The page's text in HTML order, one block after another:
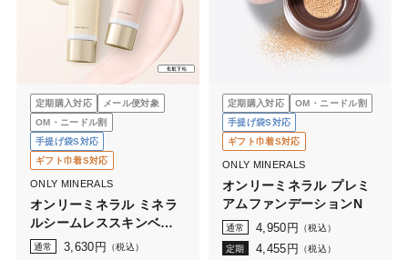
定期購入対応
メール便対象
OM・ニードル割
手提げ袋S対応
ギフト巾着S対応
ONLY MINERALS
オンリーミネラル ミネラ
ルシームレススキンベー
ス
通常 3,630 円 （税込）
定期購入対応
OM・ニードル割
手提げ袋S対応
ギフト巾着S対応
ONLY MINERALS
オンリーミネラル プレミ
アムファンデーションN
通常 4,950 円 （税込）
定期 4,455 円 （税込）